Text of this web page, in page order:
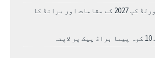
مردوں کے کرکٹ ورلڈ کپ 2027 کے مقامات اور برانڈ کا